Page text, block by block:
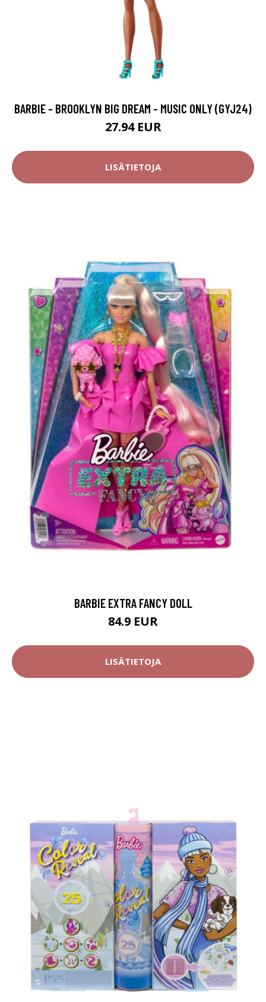
BARBIE - BROOKLYN BIG DREAM - MUSIC ONLY (GYJ24)
27.94 EUR
LISÄTIETOJA
BARBIE EXTRA FANCY DOLL
84.9 EUR
LISÄTIETOJA